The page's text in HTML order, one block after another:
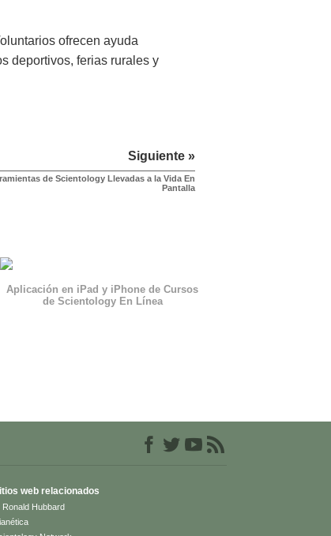
ofrecen ayuda
deportivos, ferias rurales y
Siguiente »
de Scientology Llevadas a la Vida En
Pantalla
Aplicación en iPad y iPhone de Cursos
de Scientology En Línea
web relacionados
Ronald Hubbard